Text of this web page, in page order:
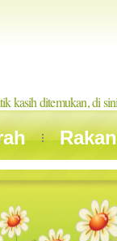
kasih ditemukan, di